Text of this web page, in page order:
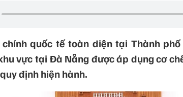
quốc tế toàn diện tại Thành
vực tại Đà Nẵng được áp dụng cơ
định hiện hành.